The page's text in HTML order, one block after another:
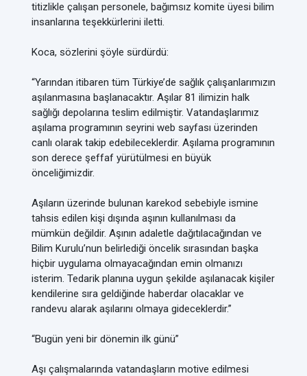
titizlikle çalışan personele, bağımsız komite üyesi bilim
insanlarına teşekkürlerini iletti.
Koca, sözlerini şöyle sürdürdü:
“Yarından itibaren tüm Türkiye’de sağlık çalışanlarımızın
aşılanmasına başlanacaktır. Aşılar 81 ilimizin halk
sağlığı depolarına teslim edilmiştir. Vatandaşlarımız
aşılama programının seyrini web sayfası üzerinden
canlı olarak takip edebileceklerdir. Aşılama programının
son derece şeffaf yürütülmesi en büyük
önceliğimizdir.
Aşıların üzerinde bulunan karekod sebebiyle ismine
tahsis edilen kişi dışında aşının kullanılması da
mümkün değildir. Aşının adaletle dağıtılacağından ve
Bilim Kurulu’nun belirlediği öncelik sırasından başka
hiçbir uygulama olmayacağından emin olmanızı
isterim. Tedarik planına uygun şekilde aşılanacak kişiler
kendilerine sıra geldiğinde haberdar olacaklar ve
randevu alarak aşılarını olmaya gideceklerdir.”
“Bugün yeni bir dönemin ilk günü”
Aşı çalışmalarında vatandaşların motive edilmesi